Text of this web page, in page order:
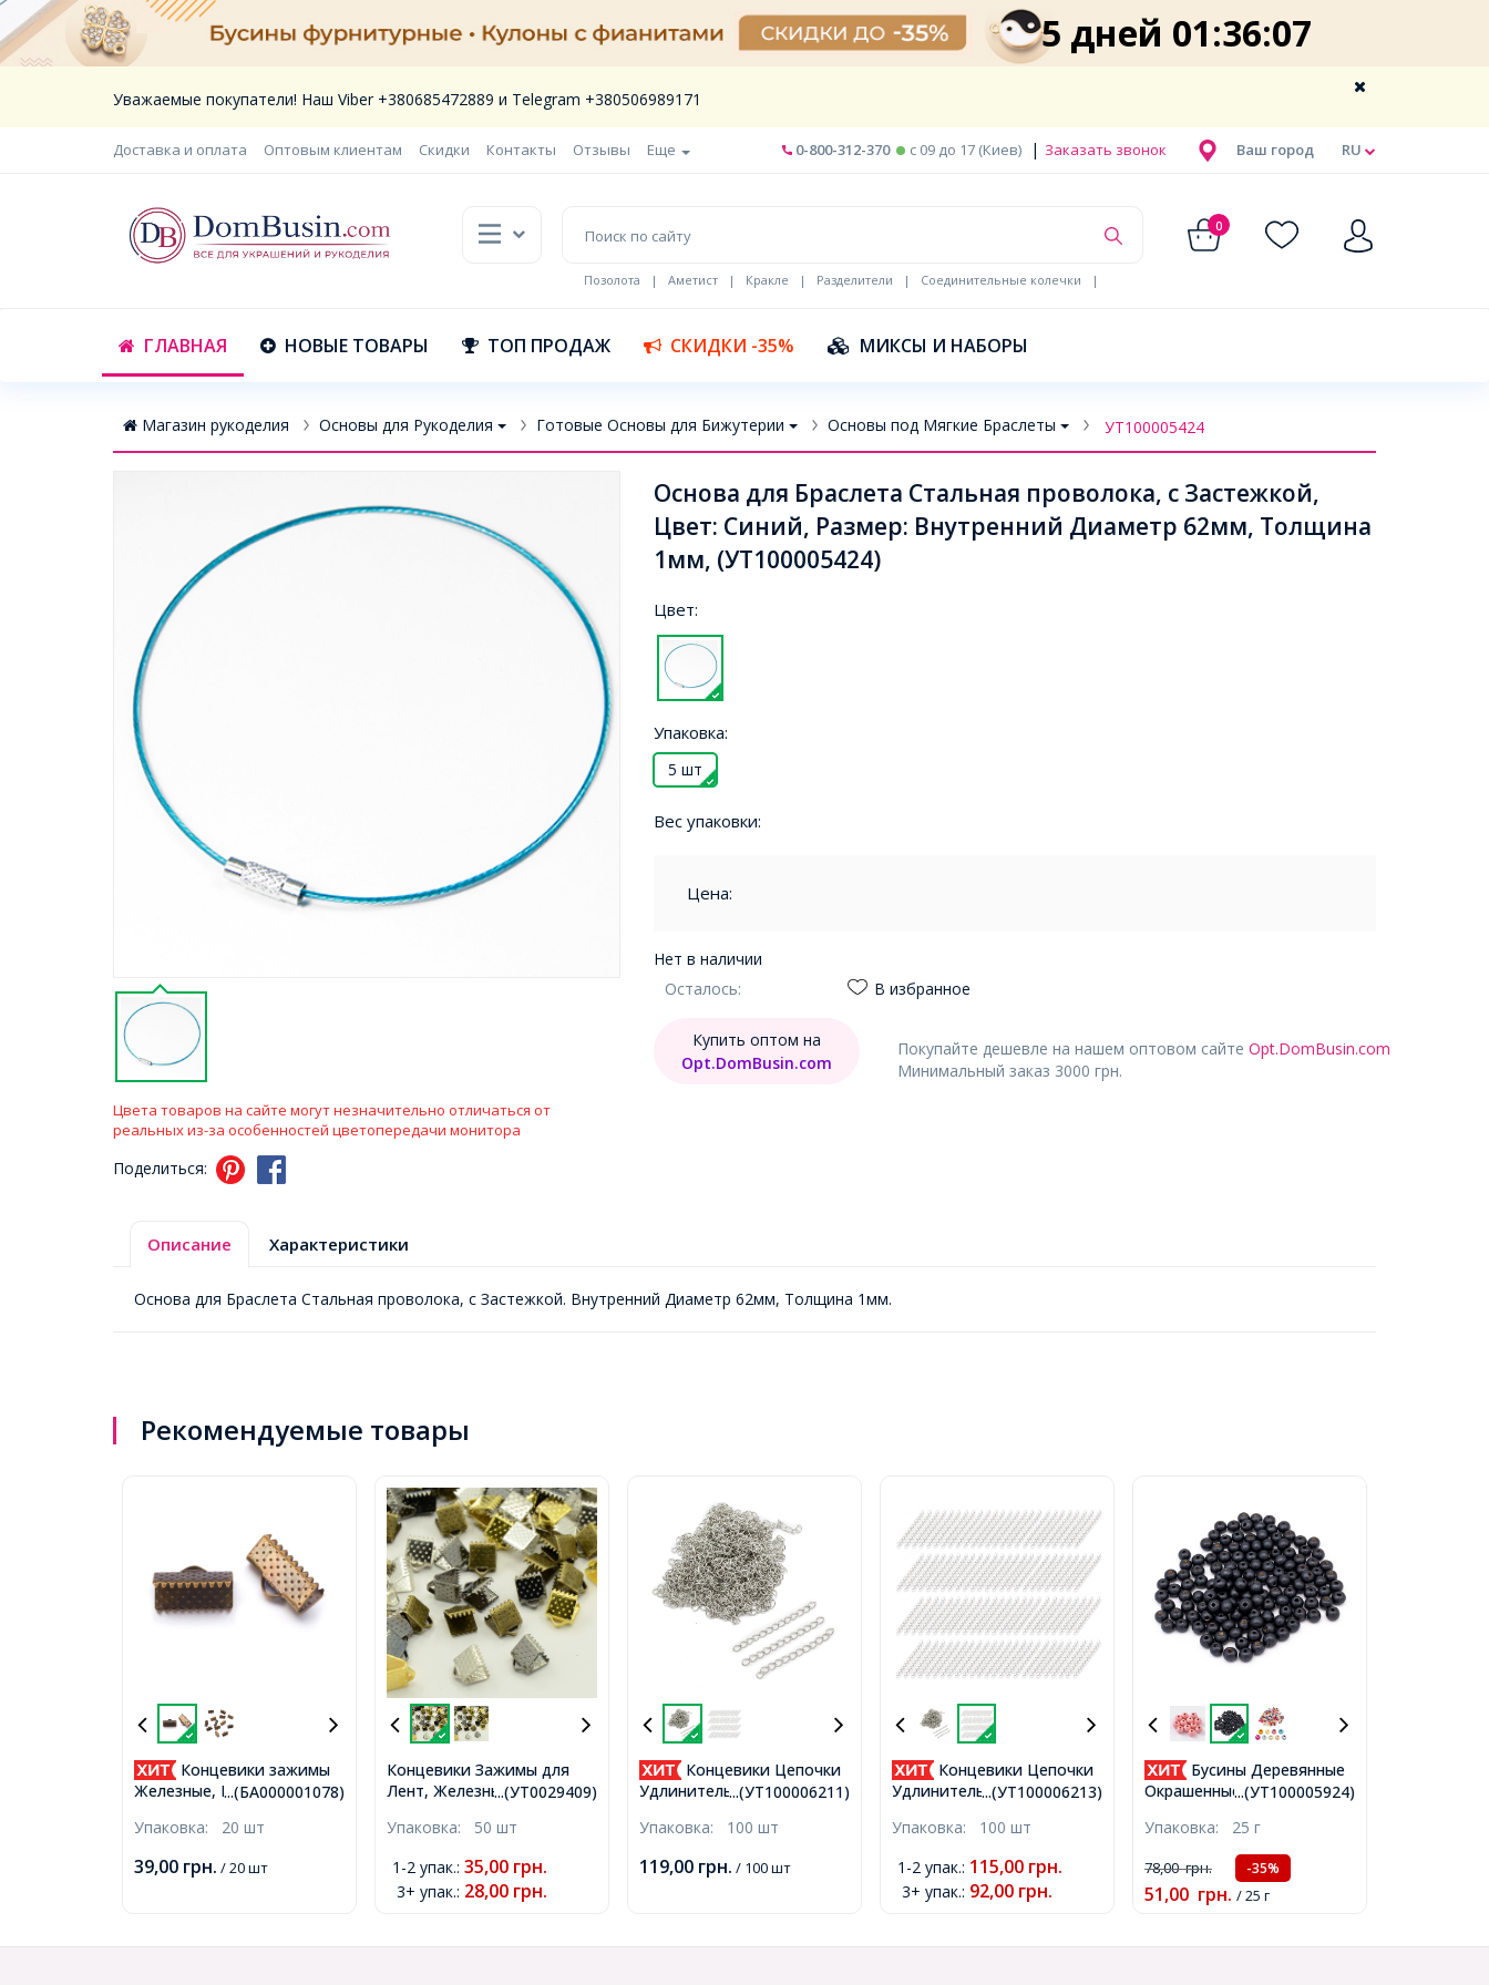
5 дней 01:36:07
Уважаемые покупатели! Наш Viber +380685472889 и Telegram +380506989171
Доставка и оплата Оптовым клиентам Скидки Контакты Отзывы Еще RU
Ваш город
0-800-312-370 c 09 до 17 (Киев) | Заказать звонок
0
Позолота | Аметист | Кракле | Разделители | Соединительные колечки
|
ГЛАВНАЯ НОВЫЕ ТОВАРЫ ТОП ПРОДАЖ СКИДКИ -35% МИКСЫ И НАБОРЫ
Магазин рукоделия Основы для Рукоделия Готовые Основы для Бижутерии Основы под Мягкие Браслеты УТ100005424
Цвета товаров на сайте могут незначительно отличаться от
реальных из-за особенностей цветопередачи монитора
Поделиться:
Основа для Браслета Стальная проволока, с Застежкой,
Цвет: Синий, Размер: Внутренний Диаметр 62мм, Толщина
1мм, (УТ100005424)
Цвет:
Упаковка:
5 шт
Вес упаковки:
Цена:
Нет в наличии
Осталось:
В избранное
Покупайте дешевле на нашем оптовом сайте Opt.DomBusin.com
Минимальный заказ 3000 грн.
Купить оптом на
Opt.DomBusin.com
Описание Характеристики
Основа для Браслета Стальная проволока, с Застежкой. Внутренний Диаметр 62мм, Толщина 1мм.
Рекомендуемые товары
...(БА000001078)
Концевики зажимы
Железные, Бронза,
(БА000001078)
Упаковка: 20 шт
39,00 грн. / 20 шт
...(УТ0029409)
Концевики Зажимы для
Лент, Железные, Микс,
(УТ0029409)
Упаковка: 50 шт
1-2 упак.: 35,00 грн.
3+ упак.: 28,00 грн.
...(УТ100006211)
Концевики Цепочки
Удлинительные Железные,
Звено 5.5х3.5х0.5мм,
Упаковка: 100 шт
119,00 грн. / 100 шт
...(УТ100006213)
Концевики Цепочки
Удлинительные Железные,
Звено 5.5х3.5х0.5мм,
Упаковка: 100 шт
1-2 упак.: 115,00 грн.
3+ упак.: 92,00 грн.
...(УТ100005924)
Бусины Деревянные
Окрашенные, Круглые,
8мм, Отв-тие 3мм, около
140шт/25г, (УТ100005924)
Упаковка: 25 г
78,00грн. -35%
51,00 грн. / 25 г